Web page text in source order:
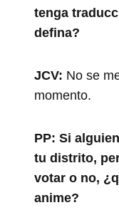
tenga
defina?
JCV: No se
momento.
PP: Si
tu distrito,
votar o no,
anime?